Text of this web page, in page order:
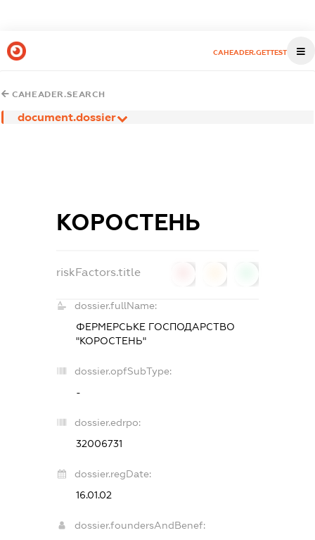
CAHEADER.GETTEST
CAHEADER.SEARCH
document.dossier
КОРОСТЕНЬ
riskFactors.title
dossier.fullName:
ФЕРМЕРСЬКЕ ГОСПОДАРСТВО
"КОРОСТЕНЬ"
dossier.opfSubType:
-
dossier.edrpo:
32006731
dossier.regDate:
16.01.02
dossier.foundersAndBenef: